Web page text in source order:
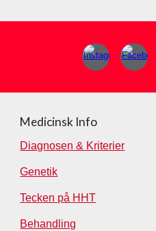
Medicinsk Info
Diagnosen & Kriterier
Genetik
Tecken på HHT
Behandling